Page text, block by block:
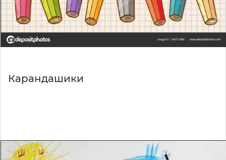
Карандашики